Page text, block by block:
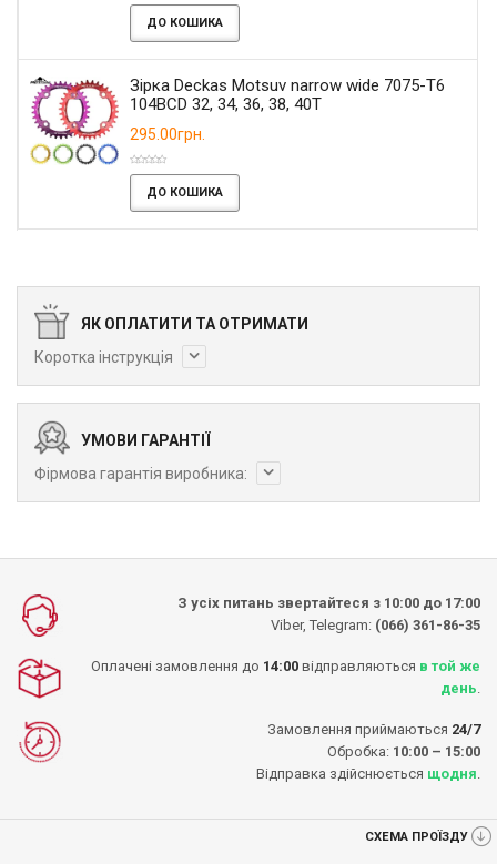
ДО КОШИКА
Зірка Deckas Motsuv narrow wide 7075-T6
104BCD 32, 34, 36, 38, 40T
295.00грн.
ДО КОШИКА
ЯК ОПЛАТИТИ ТА ОТРИМАТИ
Коротка інструкція
УМОВИ ГАРАНТІЇ
Фірмова гарантія виробника:
З усіх питань звертайтеся з 10:00 до 17:00
Viber, Telegram: (066) 361-86-35
Оплачені замовлення до 14:00 відправляються в той же
день
Замовлення приймаються 24/7
Обробка: 10:00 – 15:00
Відправка здійснюється щодня
СХЕМА ПРОЇЗДУ